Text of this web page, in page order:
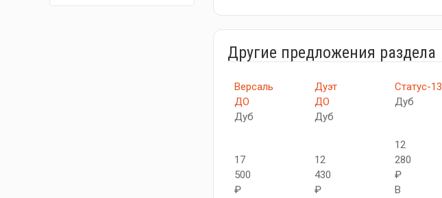
Другие предложения раздела
Версаль
ДО
Дуб
17
500
₽
Дуэт
ДО
Дуб
12
430
₽
Статус-13
Дуб
12
280
₽
В